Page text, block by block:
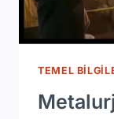
TEMEL